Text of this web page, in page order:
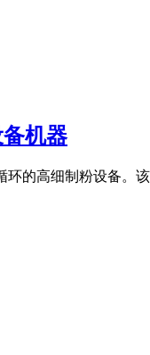
机器
的高细制粉设备